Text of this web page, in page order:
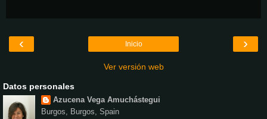
‹ ›
Inicio
Ver versión web
Datos personales
Azucena Vega Amuchástegui
Burgos, Burgos, Spain